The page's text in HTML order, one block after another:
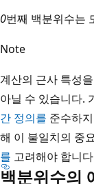
0번째 백분위수는
Note
계산의 근사 특성
아닐 수 있습니다.
간 정의를 준수하
해 이 불일치의 중
를 고려해야 합니
백분위수의